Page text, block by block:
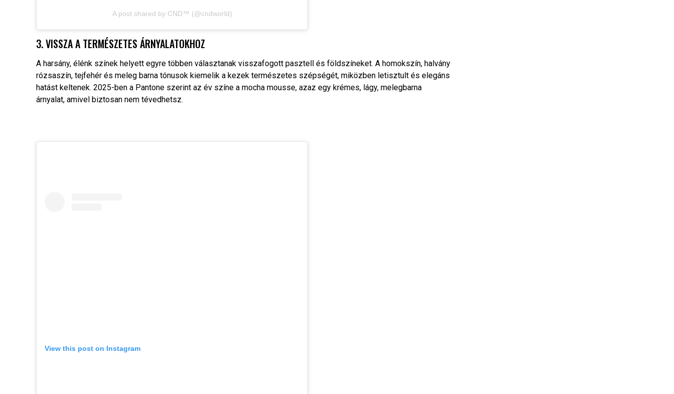
A post shared by CND™ (@cndworld)
3. VISSZA A TERMÉSZETES ÁRNYALATOKHOZ
A harsány, élénk színek helyett egyre többen választanak visszafogott pasztell és földszíneket. A homokszín, halvány
rózsaszín, tejfehér és meleg barna tónusok kiemelik a kezek természetes szépségét, miközben letisztult és elegáns
hatást keltenek. 2025-ben a Pantone szerint az év színe a mocha mousse, azaz egy krémes, lágy, melegbarna
árnyalat, amivel biztosan nem tévedhetsz.
View this post on Instagram